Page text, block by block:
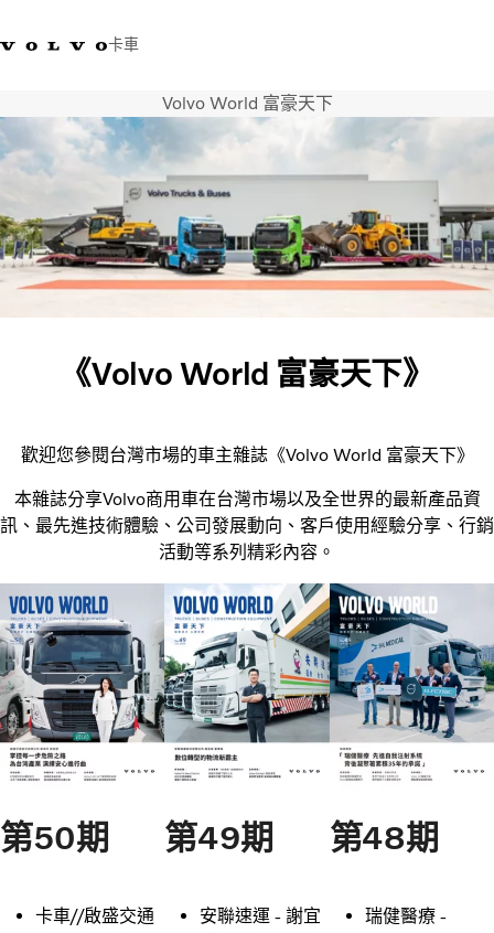
卡車
Volvo Trucks商店 登入 查找經銷商台灣
卡車
運輸需求
服務
查找經銷商
Volvo World 富豪天下
《Volvo World 富豪天下》
歡迎您參閱台灣市場的車主雜誌《Volvo World 富豪天下》
本雜誌分享Volvo商用車在台灣市場以及全世界的最新產品資
訊、最先進技術體驗、公司發展動向、客戶使用經驗分享、行銷
活動等系列精彩內容。
第50期
卡車//啟盛交通
第49期
安聯速運 - 謝宜
第48期
瑞健醫療 -